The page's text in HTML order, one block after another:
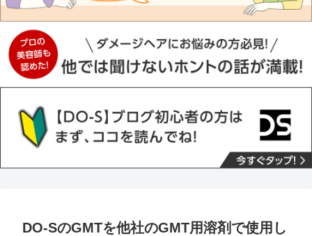
DO-SのGMTを他社のGMT用溶剤で使用し